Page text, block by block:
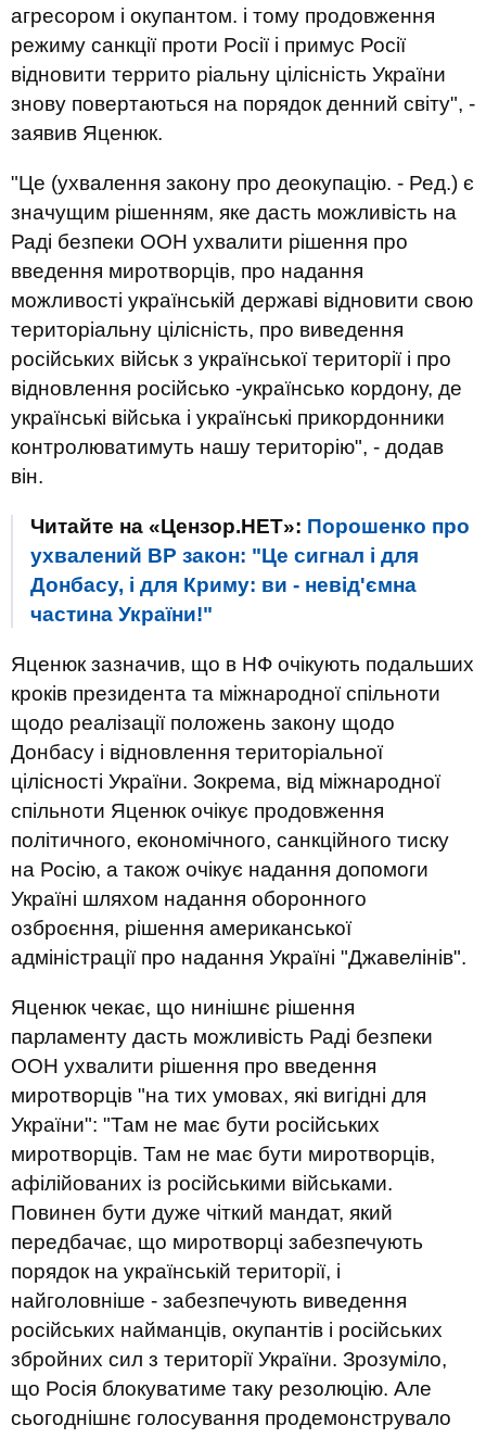
агресором і окупантом. і тому продовження
режиму санкції проти Росії і примус Росії
відновити террито ріальну цілісність України
знову повертаються на порядок денний світу", -
заявив Яценюк.
"Це (ухвалення закону про деокупацію. - Ред.) є
значущим рішенням, яке дасть можливість на
Раді безпеки ООН ухвалити рішення про
введення миротворців, про надання
можливості українській державі відновити свою
територіальну цілісність, про виведення
російських військ з української території і про
відновлення російсько -українсько кордону, де
українські війська і українські прикордонники
контролюватимуть нашу територію", - додав
він.
Читайте на «Цензор.НЕТ»: Порошенко про
ухвалений ВР закон: "Це сигнал і для
Донбасу, і для Криму: ви - невід'ємна
частина України!"
Яценюк зазначив, що в НФ очікують подальших
кроків президента та міжнародної спільноти
щодо реалізації положень закону щодо
Донбасу і відновлення територіальної
цілісності України. Зокрема, від міжнародної
спільноти Яценюк очікує продовження
політичного, економічного, санкційного тиску
на Росію, а також очікує надання допомоги
Україні шляхом надання оборонного
озброєння, рішення американської
адміністрації про надання Україні "Джавелінів".
Яценюк чекає, що нинішнє рішення
парламенту дасть можливість Раді безпеки
ООН ухвалити рішення про введення
миротворців "на тих умовах, які вигідні для
України": "Там не має бути російських
миротворців. Там не має бути миротворців,
афілійованих із російськими військами.
Повинен бути дуже чіткий мандат, який
передбачає, що миротворці забезпечують
порядок на українській території, і
найголовніше - забезпечують виведення
російських найманців, окупантів і російських
збройних сил з території України. Зрозуміло,
що Росія блокуватиме таку резолюцію. Але
сьогоднішнє голосування продемонструвало